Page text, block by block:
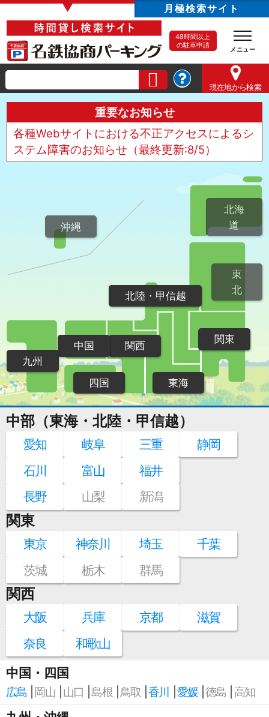
▼ 月極検索サイト
48時間以上
の駐車申請
現在地から検索
重要なお知らせ
各種Webサイトにおける不正アクセスによるシ
ステム障害のお知らせ（最終更新:8/5）
北海
道
東
北
関東
北陸・甲信越
東海
関西
中国
四国
九州
沖縄
中部（東海・北陸・甲信越）
愛知 岐阜 三重
静岡
石川
富山
福井
長野
山梨 新潟
関東
東京 神奈川 埼玉
千葉
茨城
栃木 群馬
関西
大阪 兵庫 京都
滋賀
奈良
和歌山
中国・四国
広島 岡山 山口 島根 鳥取 香川 愛媛 徳島 高知